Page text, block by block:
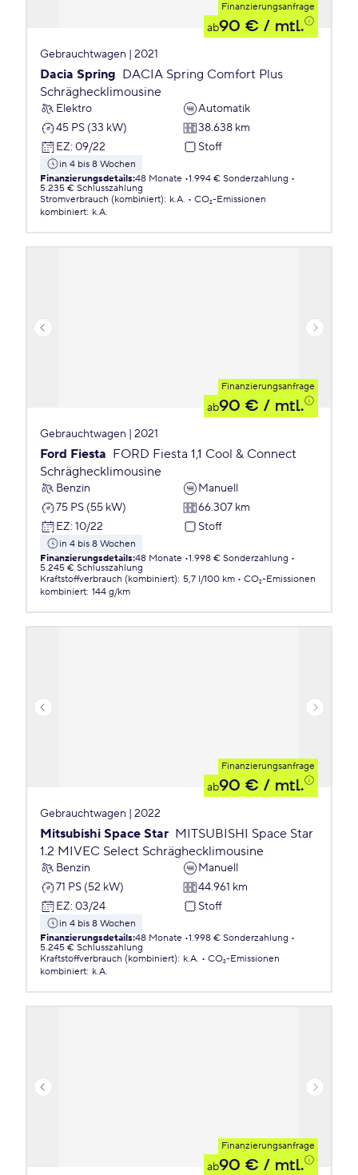
Finanzierungsanfrage
ab90 € / mtl.
Gebrauchtwagen | 2021
Dacia Spring DACIA Spring Comfort Plus
Schräghecklimousine
Elektro
Automatik
45 PS (33 kW)
38.638 km
EZ: 09/22 Stoff
in 4 bis 8 Wochen
Finanzierungsdetails:48 Monate 1.994 € Sonderzahlung
5.235 € Schlusszahlung
Stromverbrauch (kombiniert): k.A.
CO₂-Emissionen
kombiniert: k.A.
Finanzierungsanfrage
ab90 € / mtl.
Gebrauchtwagen | 2021
Ford Fiesta FORD Fiesta 1,1 Cool & Connect
Schräghecklimousine
Benzin
Manuell
75 PS (55 kW)
66.307 km
EZ: 10/22 Stoff
in 4 bis 8 Wochen
Finanzierungsdetails:48 Monate 1.998 € Sonderzahlung
5.245 € Schlusszahlung
Kraftstoffverbrauch (kombiniert): 5,7 l/100 km
CO₂-Emissionen
kombiniert: 144 g/km
Finanzierungsanfrage
ab90 € / mtl.
Gebrauchtwagen | 2022
Mitsubishi Space Star MITSUBISHI Space Star
1.2 MIVEC Select Schräghecklimousine
Benzin
Manuell
71 PS (52 kW)
44.961 km
EZ: 03/24 Stoff
in 4 bis 8 Wochen
Finanzierungsdetails:48 Monate 1.998 € Sonderzahlung
5.245 € Schlusszahlung
Kraftstoffverbrauch (kombiniert): k.A.
CO₂-Emissionen
kombiniert: k.A.
Finanzierungsanfrage
ab90 € / mtl.